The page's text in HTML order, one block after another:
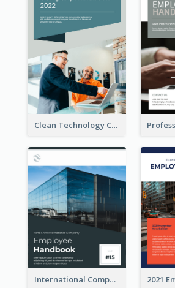
Clean Technology Company Handbook
International Company Handbook